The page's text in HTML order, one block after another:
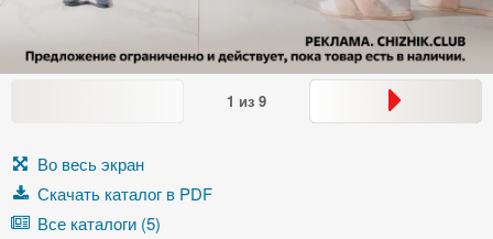
1 из 9
Во весь экран
Скачать каталог в PDF
Все каталоги (5)